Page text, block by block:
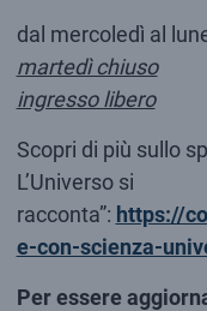
dal mercoledì al
martedì chiuso
ingresso libero
Scopri di più sullo
L’Universo si
racconta”: https://
e-con-scienza-
Per essere